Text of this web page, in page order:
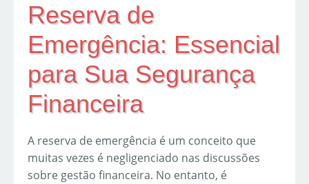
Reserva de
Emergência: Essencial
para Sua Segurança
Financeira
A reserva de emergência é um conceito que
muitas vezes é negligenciado nas discussões
sobre gestão financeira. No entanto, é